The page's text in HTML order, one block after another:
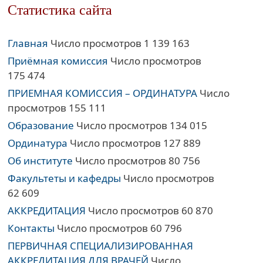
Статистика сайта
Главная Число просмотров 1 139 163
Приёмная комиссия Число просмотров
175 474
ПРИЕМНАЯ КОМИССИЯ – ОРДИНАТУРА Число
просмотров 155 111
Образование Число просмотров 134 015
Ординатура Число просмотров 127 889
Об институте Число просмотров 80 756
Факультеты и кафедры Число просмотров
62 609
АККРЕДИТАЦИЯ Число просмотров 60 870
Контакты Число просмотров 60 796
ПЕРВИЧНАЯ СПЕЦИАЛИЗИРОВАННАЯ